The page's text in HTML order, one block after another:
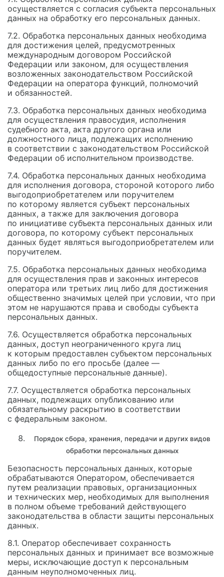
осуществляется с согласия субъекта персональных
данных на обработку его персональных данных.
7.2. Обработка персональных данных необходима
для достижения целей, предусмотренных
международным договором Российской
Федерации или законом, для осуществления
возложенных законодательством Российской
Федерации на оператора функций, полномочий
и обязанностей.
7.3. Обработка персональных данных необходима
для осуществления правосудия, исполнения
судебного акта, акта другого органа или
должностного лица, подлежащих исполнению
в соответствии с законодательством Российской
Федерации об исполнительном производстве.
7.4. Обработка персональных данных необходима
для исполнения договора, стороной которого либо
выгодоприобретателем или поручителем
по которому является субъект персональных
данных, а также для заключения договора
по инициативе субъекта персональных данных или
договора, по которому субъект персональных
данных будет являться выгодоприобретателем или
поручителем.
7.5. Обработка персональных данных необходима
для осуществления прав и законных интересов
оператора или третьих лиц либо для достижения
общественно значимых целей при условии, что при
этом не нарушаются права и свободы субъекта
персональных данных.
7.6. Осуществляется обработка персональных
данных, доступ неограниченного круга лиц
к которым предоставлен субъектом персональных
данных либо по его просьбе (далее —
общедоступные персональные данные).
7.7. Осуществляется обработка персональных
данных, подлежащих опубликованию или
обязательному раскрытию в соответствии
с федеральным законом.
Порядок сбора, хранения, передачи и других видов
обработки персональных данных
Безопасность персональных данных, которые
обрабатываются Оператором, обеспечивается
путем реализации правовых, организационных
и технических мер, необходимых для выполнения
в полном объеме требований действующего
законодательства в области защиты персональных
данных.
8.1. Оператор обеспечивает сохранность
персональных данных и принимает все возможные
меры, исключающие доступ к персональным
данным неуполномоченных лиц.